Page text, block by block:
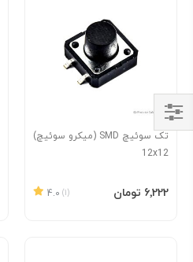
تک سوئیچ SMD (میکرو سوئیچ)
12x12
4.0 (1) ‎6٬222 تومان
افزودن به سبد
Shop
By